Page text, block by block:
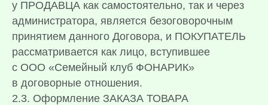
у ПРОДАВЦА как самостоятельно, так и через
администратора, является безоговорочным
принятием данного Договора, и ПОКУПАТЕЛЬ
рассматривается как лицо, вступившее
с ООО «Семейный клуб ФОНАРИК»
в договорные отношения.
2.3. Оформление ЗАКАЗА ТОВАРА